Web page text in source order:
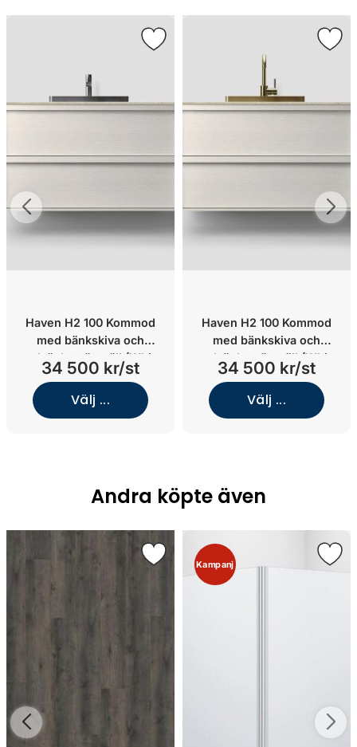
Haven H2 100 Kommod
med bänkskiva och
nedsänkt tvättställ (White
Wood/Kolmården
Light/Rostfritt stål)
34 500 kr/st
Välj ...
Haven H2 100 Kommod
med bänkskiva och
nedsänkt tvättställ (White
Wood/Kolmården
Light/Mässing)
34 500 kr/st
Välj ...
Andra köpte även
Kampanj